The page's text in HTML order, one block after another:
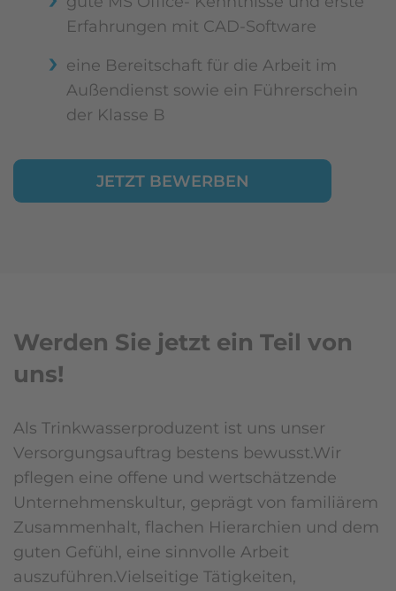
Erfahrungen mit CAD-Software
eine Bereitschaft für die Arbeit im
Außendienst sowie ein Führerschein
der Klasse B
JETZT BEWERBEN
Werden Sie jetzt ein Teil von
uns!
Als Trinkwasserproduzent ist uns unser
Versorgungsauftrag bestens bewusst.Wir
pflegen eine offene und wertschätzende
Unternehmenskultur, geprägt von familiärem
Zusammenhalt, flachen Hierarchien und dem
guten Gefühl, eine sinnvolle Arbeit
auszuführen.Vielseitige Tätigkeiten,